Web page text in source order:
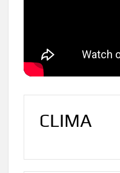
CLIMA